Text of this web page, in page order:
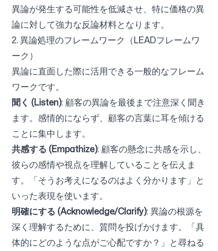
異論が発生する可能性を低減させ、特に価格の異
論に対して強力な反論材料となります。
2. 異論処理のフレームワーク（LEADフレームワ
ーク）
異論に直面した際に活用できる一般的なフレーム
ワークです。
聞く (Listen): 顧客の異論を最後まで注意深く聞き
ます。感情的にならず、顧客の言葉に耳を傾ける
ことに集中します。
共感する (Empathize): 顧客の懸念に共感を示し、
彼らの感情や視点を理解していることを伝えま
す。「そうお考えになるのはよく分かります」と
いった表現を使います。
明確にする (Acknowledge/Clarify): 異論の根源を
深く理解するために、質問を投げかけます。「具
体的にどのような点がご心配ですか？」と尋ねる